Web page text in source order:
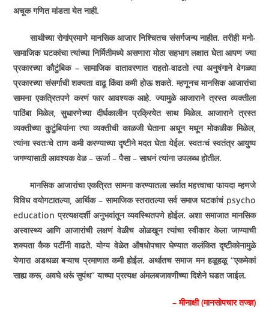
अचूक गणित मांडता येत नाही.
साथीच्या रोगांप्रमाणे मानसिक आजार निश्‍चितच संसर्गजन्य नाहीत. तरीही मनो-
सामाजिक घटकांचा त्यांच्या निर्मितीमध्ये असणारा मोठा सहभाग लक्षात घेता आपण ज्या
प्रकारच्या कौटुंबिक – सामाजिक वातावरणात राहतो-वाढतो त्या अनुषंगाने वेगळ्या
प्रकारच्या संसर्गाची शक्यता वाढू किंवा कमी होऊ शकते. म्हणूनच मानसिक आजारांचा
सामना एकत्रितपणे करणं फार आवश्‍यक आहे. ज्यामुळे आजाराने त्रस्त व्यक्तीला
पाठिंबा मिळेल, सुधारणेच्या दीर्घकालीन प्रक्रियेत साथ मिळेल. आजाराने त्रस्त
व्यक्तीच्या कुटुंबियांना त्या व्यक्तीची काळजी घेताना अधून मधून मोकळीक मिळेल,
त्यांना स्वतःचे ताण कमी करण्याच्या दृष्टीने मदत घेता येईल. स्वतःचं स्वतंत्र आयुष्य
जगण्यासाठी आवश्‍यक वेळ – ऊर्जा – पैसा – साधनं त्यांना उपलब्ध होतील.
मानसिक आजारांचा एकत्रित सामना करण्यातला सर्वात महत्त्वाचा फायदा म्हणजे
विविध वयोगटातल्या, आर्थिक – सामाजिक स्तरातल्या सर्व समाज घटकांचं psycho
education प्रत्यक्षदर्शी अनुभवांतून व्यवस्थितपणे होईल. अशा समाजात मानसिक
अस्वास्थ्य आणि आजारांची लक्षणं वेळीच ओळखून त्यांचा स्वीकार केला जाण्याची
शक्यता कैक पटींनी वाढते. योग्य वेळेत औषधोपचार घेण्यात कलंकित दृष्टीकोनामुळे
येणारा अडथळा बऱ्याच प्रमाणात कमी होईल. अर्थातच समाज मन हळूहळू “एकमेकां
साह्य करू, अवघे धरूं सुपंथ” याच्या प्रत्यक्ष अंमलबजावणीच्या दिशेने घडत जाईल.
– मीनाक्षी (मानसोपचार तज्ज्ञ)